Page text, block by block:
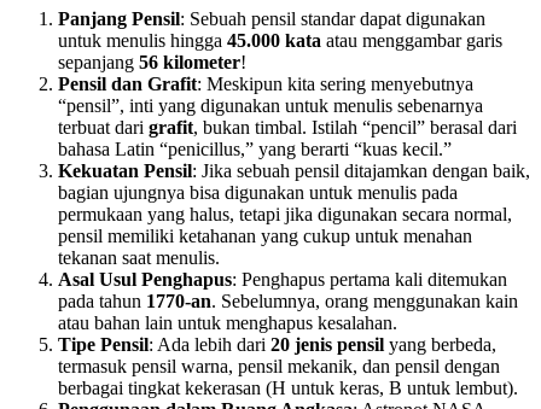
Panjang Pensil: Sebuah pensil standar dapat digunakan
untuk menulis hingga 45.000 kata atau menggambar garis
sepanjang 56 kilometer!
Pensil dan Grafit: Meskipun kita sering menyebutnya
“pensil”, inti yang digunakan untuk menulis sebenarnya
terbuat dari grafit, bukan timbal. Istilah “pencil” berasal dari
bahasa Latin “penicillus,” yang berarti “kuas kecil.”
Kekuatan Pensil: Jika sebuah pensil ditajamkan dengan baik,
bagian ujungnya bisa digunakan untuk menulis pada
permukaan yang halus, tetapi jika digunakan secara normal,
pensil memiliki ketahanan yang cukup untuk menahan
tekanan saat menulis.
Asal Usul Penghapus: Penghapus pertama kali ditemukan
pada tahun 1770-an. Sebelumnya, orang menggunakan kain
atau bahan lain untuk menghapus kesalahan.
Tipe Pensil: Ada lebih dari 20 jenis pensil yang berbeda,
termasuk pensil warna, pensil mekanik, dan pensil dengan
berbagai tingkat kekerasan (H untuk keras, B untuk lembut).